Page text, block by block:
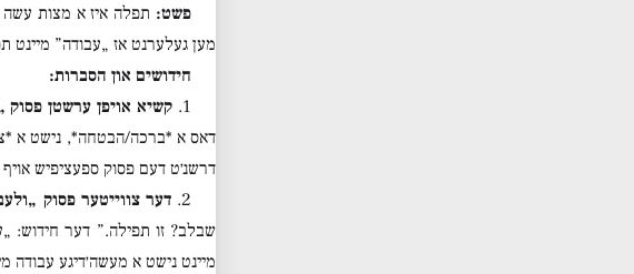
פשט: תפלה איז א מצות
מען געלערנט אז „עבודה”
חידושים און הסברות:
1. קשיא אויפן ערשטן
דאס א *ברכה/הבטחה*, נישט א
דרשנ׳ט דעם פסוק ספעציפיש
2. דער צווייטער פסוק
שבלב? זו תפילה.” דער חידוש:
מיינט נישט א מעשה׳דיגע עבודה